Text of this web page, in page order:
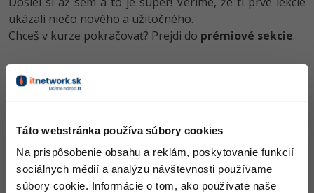
Táto webstránka používa súbory cookies
Na prispôsobenie obsahu a reklám, poskytovanie funkcií
sociálnych médií a analýzu návštevnosti používame
súbory cookie. Informácie o tom, ako používate naše
Marketing -30%
SEO
Business
Copywriting -30%
HTML/CSS -80%
Adobe Illustrator
Adobe XD -15%
Adobe InDesign -25%
Príbehy absolventov
Médiá
Kariéra
ukázali niečo nového a užitočného.
Chceš v kurze pokračovať? Prejdi do prémiové sekcie.
Pred kúpou tohto článku je potrebné
Obsah článku spadá pod licenciuPremium, kúpou článku súhlasíš
Čo od nás v ďalších lekciách dostaneš?